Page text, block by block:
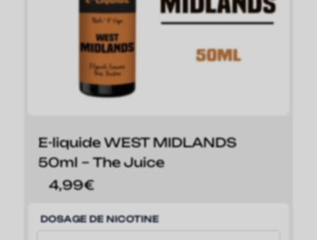
E-liquide WEST MIDLANDS
50ml – The Juice
4,99€
DOSAGE DE NICOTINE